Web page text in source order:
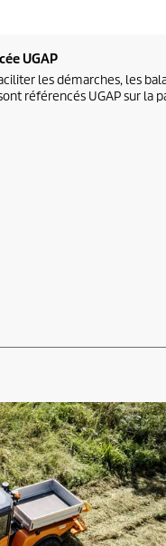
UGAP
les démarches, les
référencés UGAP sur la